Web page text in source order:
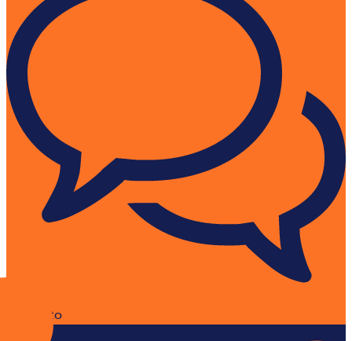
Contacto